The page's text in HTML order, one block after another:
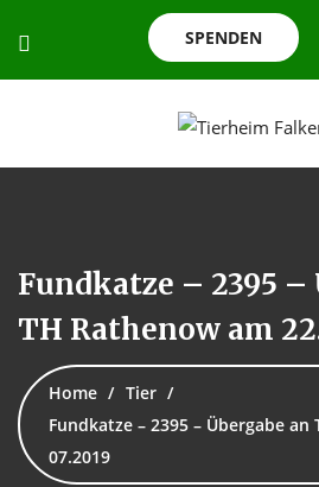
SPENDEN
Fundkatze – 2395 –
TH Rathenow am
Home
Tier
Fundkatze – 2395 – Übergabe an
07.2019